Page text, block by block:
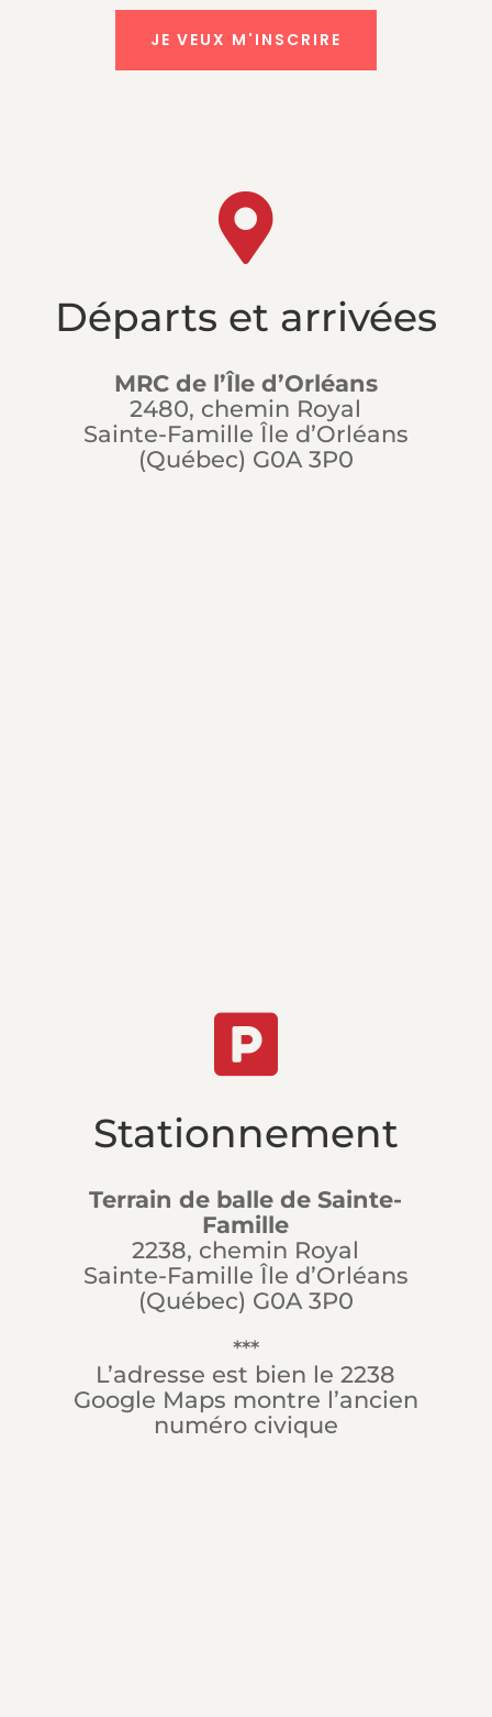
JE VEUX M'INSCRIRE

Départs et arrivées
MRC de l’Île d’Orléans
2480, chemin Royal
Sainte-Famille Île d’Orléans
(Québec) G0A 3P0

Stationnement
Terrain de balle de Sainte-
Famille
2238, chemin Royal
Sainte-Famille Île d’Orléans
(Québec) G0A 3P0
***
L’adresse est bien le 2238
Google Maps montre l’ancien
numéro civique